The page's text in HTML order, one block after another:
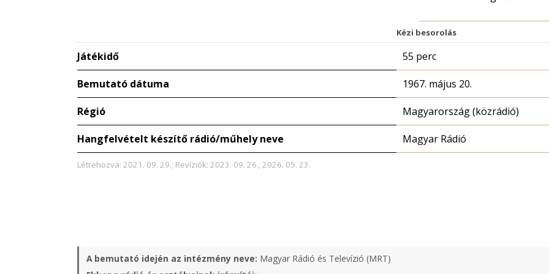
Kézi besorolás
Játékidő 55 perc
Bemutató dátuma 1967. május 20.
Régió Magyarország (közrádió)
Hangfelvételt készítő rádió/műhely neve Magyar Rádió
Létrehozva: 2021. 09. 29.; Revíziók: 2023. 09. 26.; 2026. 05. 23.
A bemutató idején az intézmény neve: Magyar Rádió és Televízió (MRT)